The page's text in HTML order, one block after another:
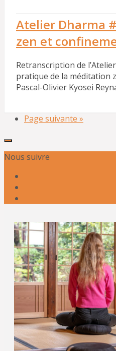
Atelier Dharma
zen et
Retranscription de
pratique de la méditation
Pascal-Olivier Kyosei
Page suivante »
Nous suivre